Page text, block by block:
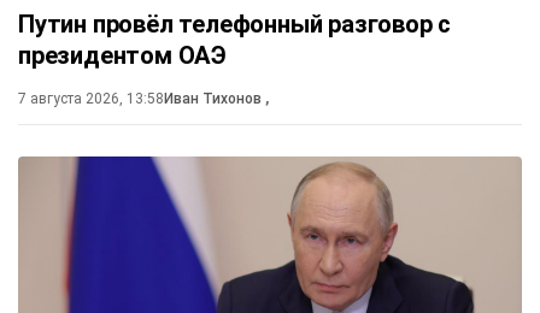
Путин провёл телефонный разговор с
президентом ОАЭ
7 августа 2026, 13:58 Иван Тихонов ,